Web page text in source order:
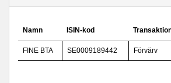
Namn ISIN-kod
FINE BTA SE0009189442 Förvärv